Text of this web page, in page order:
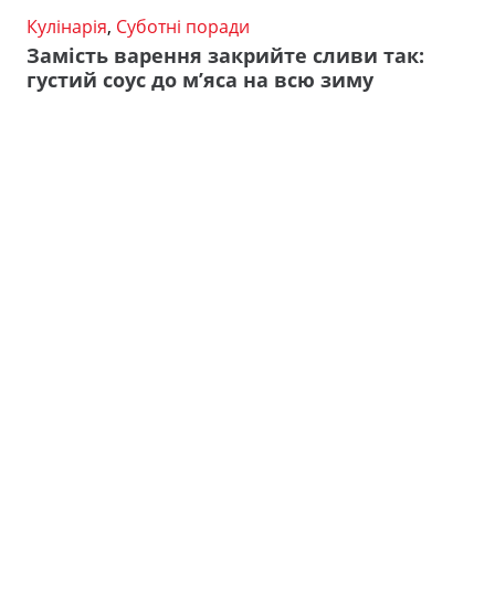
Кулінарія, Суботні поради
Замість варення закрийте сливи так:
густий соус до м’яса на всю зиму